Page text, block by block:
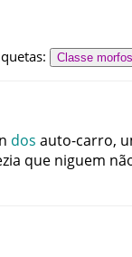
: Classe
dos auto-carro,
que niguem